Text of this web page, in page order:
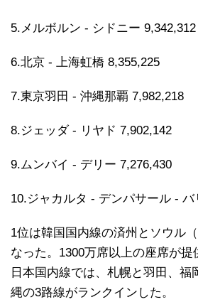
5.メルボルン - シドニー 9,342,312
6.北京 - 上海虹橋 8,355,225
7.東京羽田 - 沖縄那覇 7,982,218
8.ジェッダ - リヤド 7,902,142
9.ムンバイ - デリー 7,276,430
10.ジャカルタ - デンパサール - バ
1位は韓国国内線の済州とソウル
なった。1300万席以上の座席が提
日本国内線では、札幌と羽田、福
縄の3路線がランクインした。